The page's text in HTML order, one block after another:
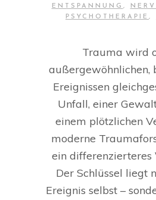
ENTSPANNUNG ,
PSYCHOTHERAPIE ,
Trauma wird
außergewöhnlichen,
Ereignissen
Unfall, einer
einem plötzlichen
moderne
ein differenzierteres
Der Schlüssel liegt
Ereignis selbst –